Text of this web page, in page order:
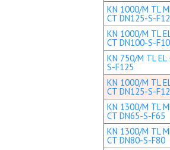
KN 1000/M TL
CT DN125-S-
KN 1000/M TL
CT DN100-S-
KN 750/M TL EL
S-F125
KN 1000/M TL
CT DN125-S-
KN 1300/M TL
CT DN65-S-F65
KN 1300/M TL
CT DN80-S-F80